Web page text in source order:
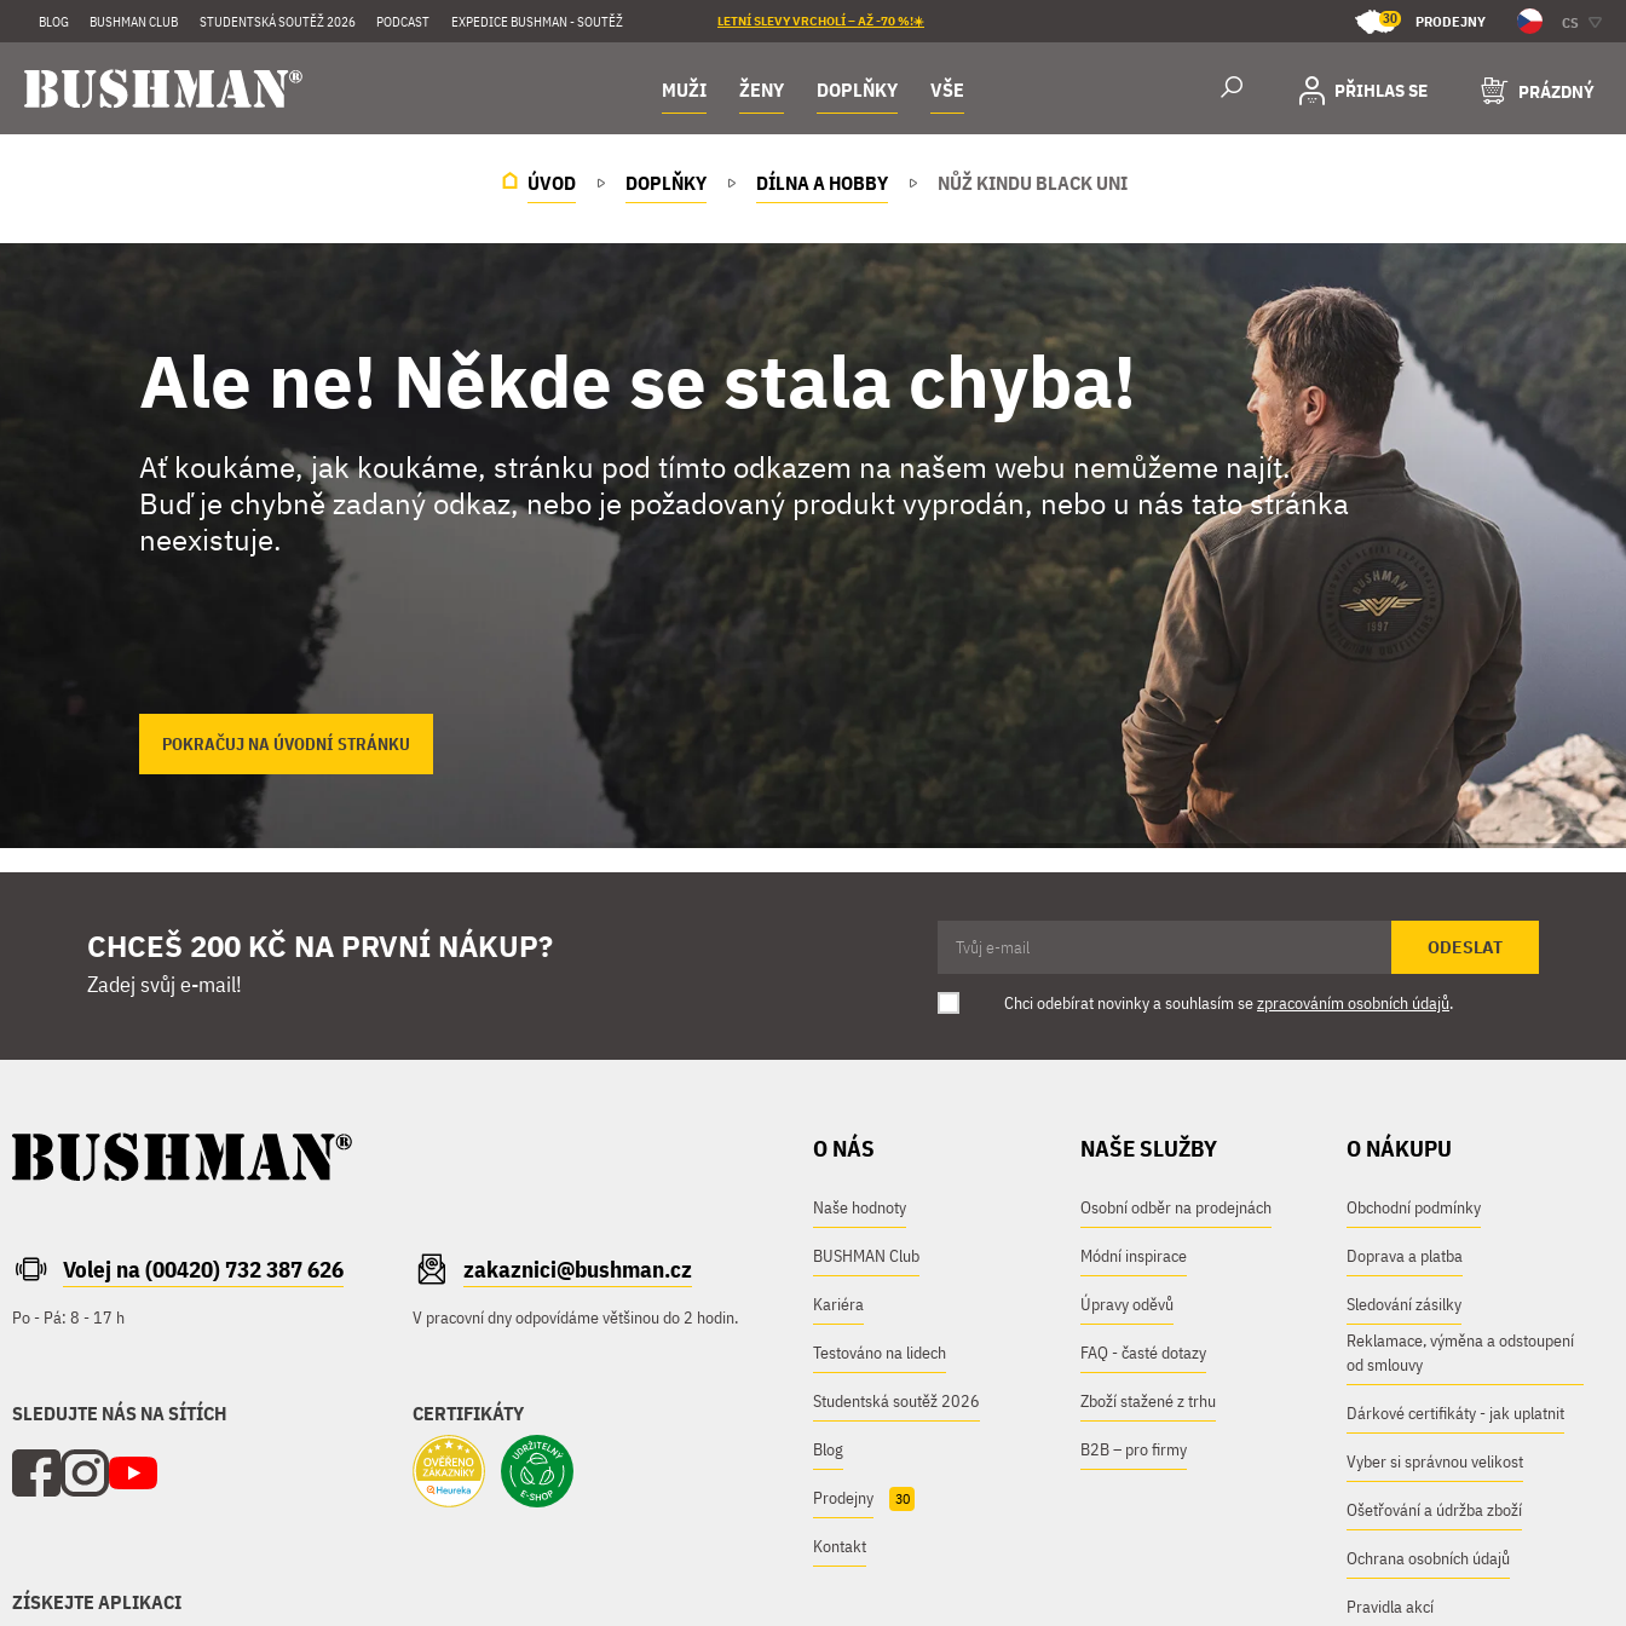
BLOG BUSHMAN CLUB STUDENTSKÁ SOUTĚŽ 2026 PODCAST EXPEDICE BUSHMAN - SOUTĚŽ LETNÍ SLEVY VRCHOLÍ – AŽ -70 %!☀️ 30 PRODEJNY CS
MUŽI ŽENY DOPLŇKY VŠE PŘIHLAS SE PRÁZDNÝ
ÚVOD DOPLŇKY DÍLNA A HOBBY NŮŽ KINDU BLACK UNI
Ale ne! Někde se stala chyba!
Ať koukáme, jak koukáme, stránku pod tímto odkazem na našem webu nemůžeme najít.
Buď je chybně zadaný odkaz, nebo je požadovaný produkt vyprodán, nebo u nás tato stránka
neexistuje.
POKRAČUJ NA ÚVODNÍ STRÁNKU
CHCEŠ 200 KČ NA PRVNÍ NÁKUP?
Zadej svůj e-mail!
ODESLAT
Chci odebírat novinky a souhlasím sezpracováním osobních údajů.
Volej na (00420) 732 387 626
Po - Pá: 8 - 17 h
zakaznici@bushman.cz
V pracovní dny odpovídáme většinou do 2 hodin.
SLEDUJTE NÁS NA SÍTÍCH CERTIFIKÁTY
ZÍSKEJTE APLIKACI
O NÁS
Naše hodnoty
BUSHMAN Club
Kariéra
Testováno na lidech
Studentská soutěž 2026
Blog
Prodejny 30
Kontakt
NAŠE SLUŽBY
Osobní odběr na prodejnách
Módní inspirace
Úpravy oděvů
FAQ - časté dotazy
Zboží stažené z trhu
B2B – pro firmy
O NÁKUPU
Obchodní podmínky
Doprava a platba
Sledování zásilky
Reklamace, výměna a odstoupení
od smlouvy
Dárkové certifikáty - jak uplatnit
Vyber si správnou velikost
Ošetřování a údržba zboží
Ochrana osobních údajů
Pravidla akcí